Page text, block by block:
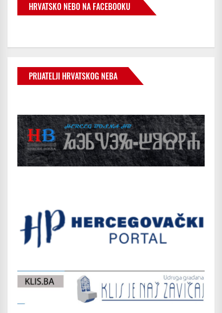
HRVATSKO NEBO NA FACEBOOKU
PRIJATELJI HRVATSKOG NEBA